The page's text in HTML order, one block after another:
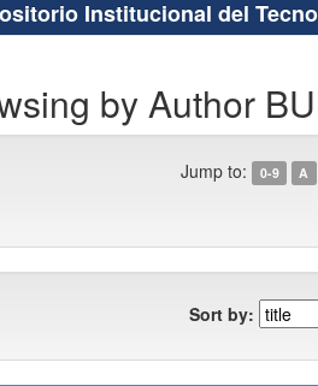
Institucional del
by Author
Jump to: 0-9 A
Sort by: